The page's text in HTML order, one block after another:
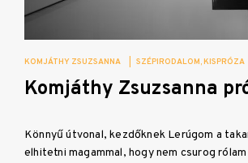
KOMJÁTHY ZSUZSANNA SZÉPIRODALOM KISPRÓZA
Komjáthy Zsuzsanna
Könnyű útvonal, kezdőknek Lerúgom a
elhitetni magammal, hogy nem csurog